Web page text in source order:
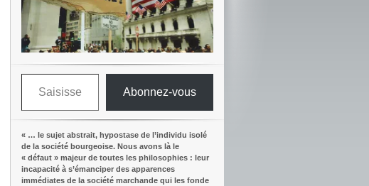
Saisissez votre adresse e-mail…
Abonnez-vous
« … le sujet abstrait, hypostase de l’individu isolé
de la société bourgeoise. Nous avons là le
« défaut » majeur de toutes les philosophies : leur
incapacité à s’émanciper des apparences
immédiates de la société marchande qui les fonde